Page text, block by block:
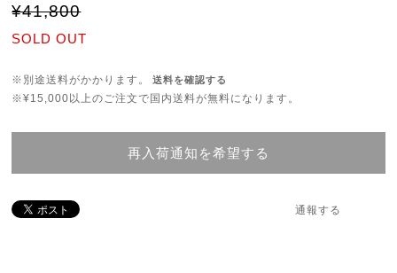
¥41,800
SOLD OUT
※別途送料がかかります。 送料を確認する
※¥15,000以上のご注文で国内送料が無料になります。
再入荷通知を希望する
通報する